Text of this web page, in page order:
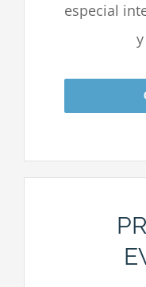
especial